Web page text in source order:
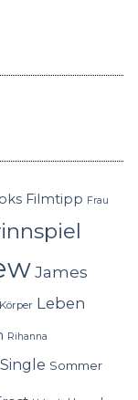
Filmtipp Frau
James
Körper Leben
Rihanna
Single Sommer